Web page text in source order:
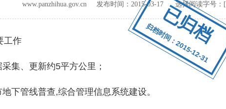
已归档
归档时间：2015-12-31
www.panzhihua.gov.cn 发布时间： 2015-03-17 选择阅读字号：[
作
、更新约5平方公里；
管线普查,综合管理信息系统建设。